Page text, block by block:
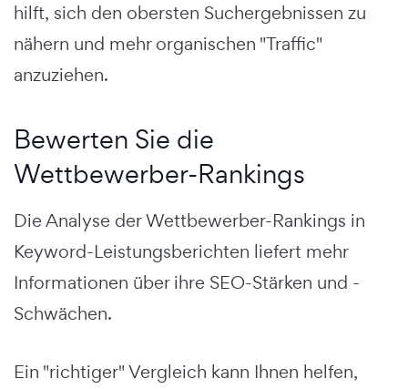
hilft, sich den obersten Suchergebnissen zu
nähern und mehr organischen "Traffic"
anzuziehen.
Bewerten Sie die
Wettbewerber-Rankings
Die Analyse der Wettbewerber-Rankings in
Keyword-Leistungsberichten liefert mehr
Informationen über ihre SEO-Stärken und -
Schwächen.
Ein "richtiger" Vergleich kann Ihnen helfen,